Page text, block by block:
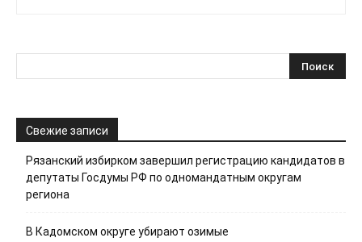
Свежие записи
Рязанский избирком завершил регистрацию кандидатов в
депутаты Госдумы РФ по одномандатным округам
региона
В Кадомском округе убирают озимые